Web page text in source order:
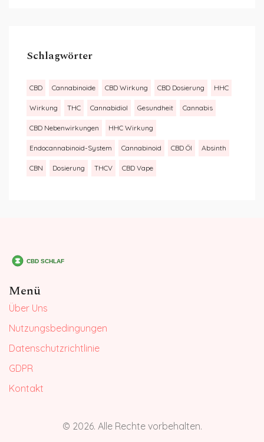
Schlagwörter
CBD Cannabinoide CBD Wirkung CBD Dosierung HHC
Wirkung THC Cannabidiol Gesundheit Cannabis
CBD Nebenwirkungen HHC Wirkung
Endocannabinoid-System Cannabinoid CBD Öl Absinth
CBN Dosierung THCV CBD Vape
Menü
Über Uns
Nutzungsbedingungen
Datenschutzrichtlinie
GDPR
Kontakt
© 2026. Alle Rechte vorbehalten.